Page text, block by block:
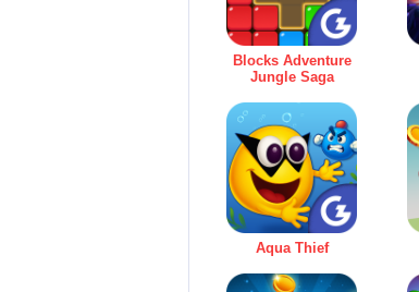
Blocks Adventure
Jungle Saga
Aqua Thief